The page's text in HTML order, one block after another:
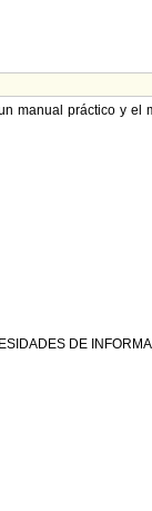
manual práctico y el
DE